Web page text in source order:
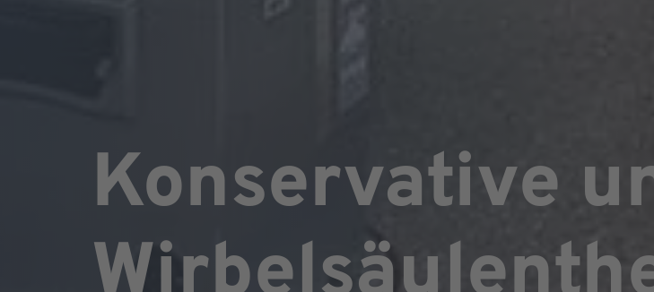
Konservative